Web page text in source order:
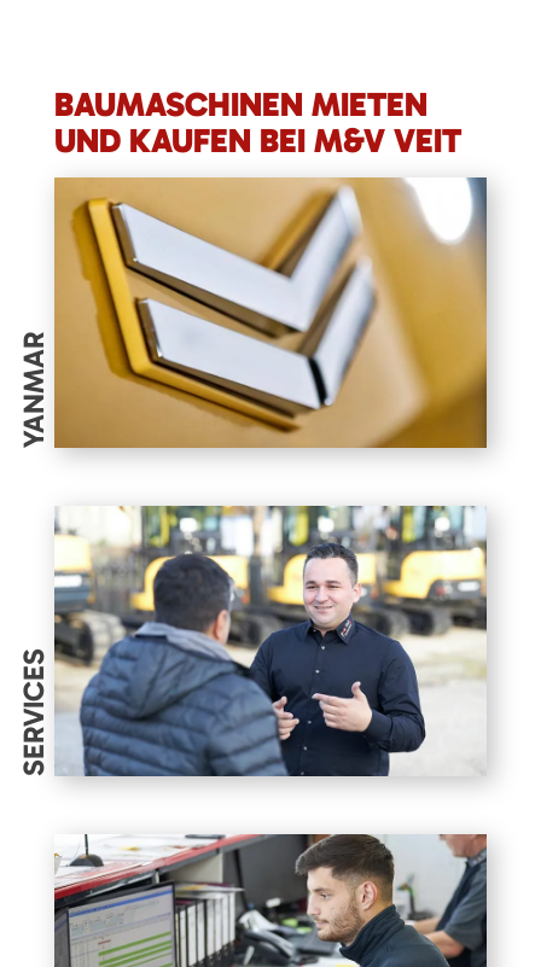
BAUMASCHINEN MIETEN
UND KAUFEN BEI M&V VEIT
YANMAR
SERVICES